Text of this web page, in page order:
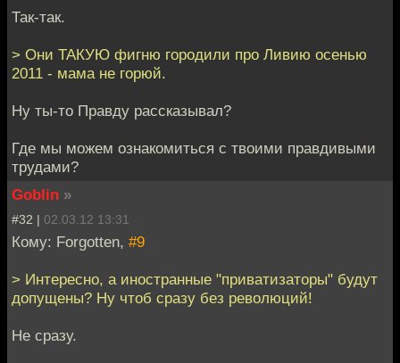
Так-так.
> Они ТАКУЮ фигню городили про Ливию осенью
2011 - мама не горюй.
Ну ты-то Правду рассказывал?
Где мы можем ознакомиться с твоими правдивыми
трудами?
Goblin »
#32 | 02.03.12 13:31
Кому: Forgotten, #9
> Интересно, а иностранные "приватизаторы" будут
допущены? Ну чтоб сразу без революций!
Не сразу.